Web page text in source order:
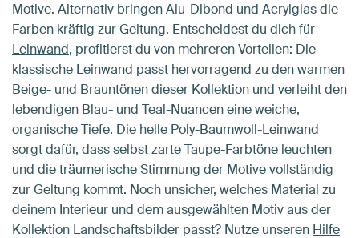
Motive. Alternativ bringen Alu-Dibond und Acrylglas die
Farben kräftig zur Geltung. Entscheidest du dich für
Leinwand, profitierst du von mehreren Vorteilen: Die
klassische Leinwand passt hervorragend zu den warmen
Beige- und Brauntönen dieser Kollektion und verleiht den
lebendigen Blau- und Teal-Nuancen eine weiche,
organische Tiefe. Die helle Poly-Baumwoll-Leinwand
sorgt dafür, dass selbst zarte Taupe-Farbtöne leuchten
und die träumerische Stimmung der Motive vollständig
zur Geltung kommt. Noch unsicher, welches Material zu
deinem Interieur und dem ausgewählten Motiv aus der
Kollektion Landschaftsbilder passt? Nutze unseren Hilfe